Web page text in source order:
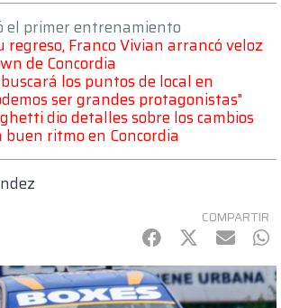
el primer entrenamiento
regreso, Franco Vivian arrancó veloz
de Concordia
los puntos de local en
ser grandes protagonistas"
dio detalles sobre los cambios
ritmo en Concordia
COMPARTIR
Facebook
Twitter
mail